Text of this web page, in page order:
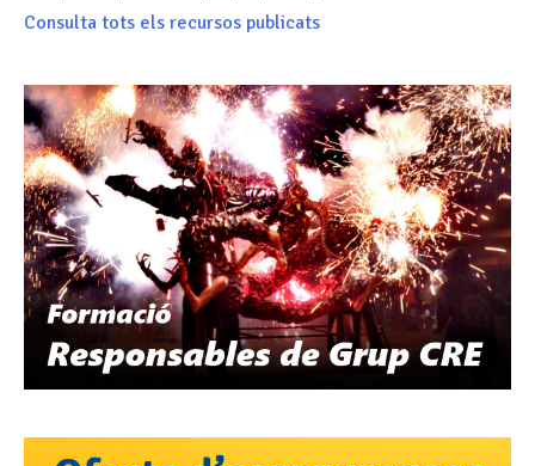
Consulta tots els recursos publicats